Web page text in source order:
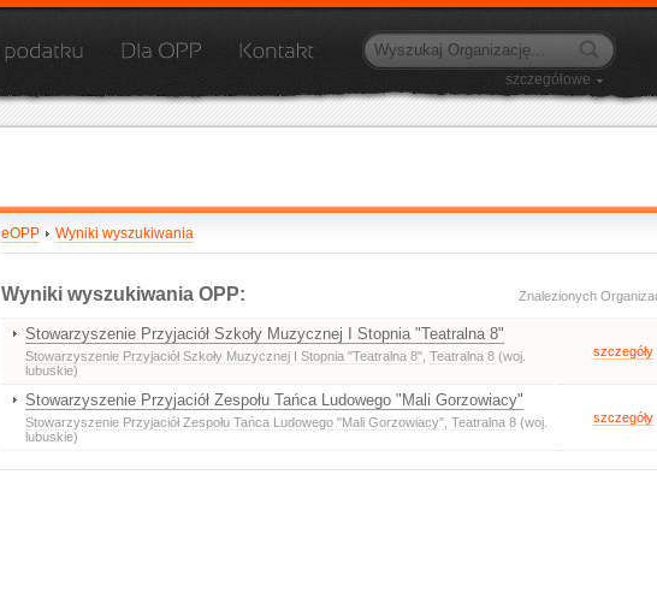
szczegółowe
eOPP Wyniki wyszukiwania
Znalezionych
Wyniki wyszukiwania OPP:
Stowarzyszenie Przyjaciół Szkoły Muzycznej I Stopnia "Teatralna 8"
Stowarzyszenie Przyjaciół Szkoły Muzycznej I Stopnia "Teatralna 8" Teatralna 8 (woj.
lubuskie)
szczegóły
Stowarzyszenie Przyjaciół Zespołu Tańca Ludowego "Mali Gorzowiacy"
Stowarzyszenie Przyjaciół Zespołu Tańca Ludowego "Mali Gorzowiacy" Teatralna 8 (woj.
lubuskie)
szczegóły